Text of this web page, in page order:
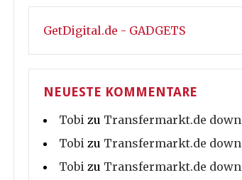
GetDigital.de - GADGETS
NEUESTE KOMMENTARE
Tobi zu Transfermarkt.de down
Tobi zu Transfermarkt.de down
Tobi zu Transfermarkt.de down